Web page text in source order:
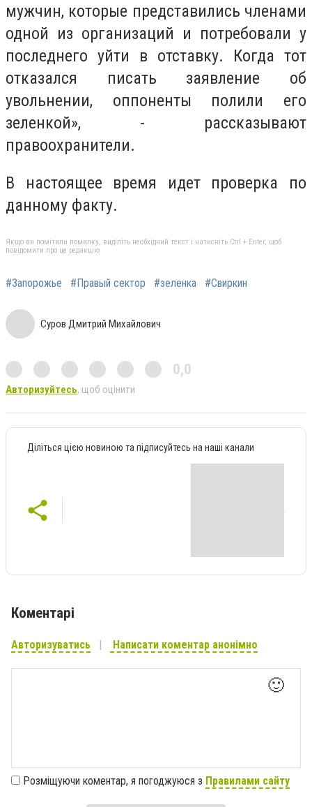
мужчин, которые представились членами
одной из организаций и потребовали у
последнего уйти в отставку. Когда тот
отказался писать заявление об
увольнении, оппоненты полили его
зеленкой», - рассказывают
правоохранители.
В настоящее время идет проверка по
данному факту.
Якщо ви помітили помилку, виділіть необхідний текст і натисніть Ctrl + Enter, щоб
повідомити про це редакцію
#Запорожье #Правый сектор #зеленка #Свиркин
Суров Дмитрий Михайлович
0,0
Авторизуйтесь, щоб оцінити
Діліться цією новиною та підписуйтесь на наші канали
Коментарі
Авторизуватись Написати коментар анонімно
🙂
Розміщуючи коментар, я погоджуюся з Правилами сайту